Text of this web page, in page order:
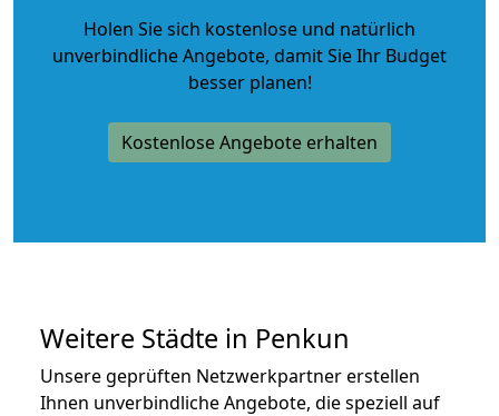
Holen Sie sich kostenlose und natürlich
unverbindliche Angebote, damit Sie Ihr Budget
besser planen!
Kostenlose Angebote erhalten
Weitere Städte in Penkun
Unsere geprüften Netzwerkpartner erstellen
Ihnen unverbindliche Angebote, die speziell auf